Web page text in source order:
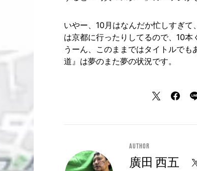
いやー、10月はなんだか忙しすぎ
は京都に行ったりしてるので、10本
うーん、このままではタイトルで
道』は夢のまた夢の状況です。
Author
廣田 西五